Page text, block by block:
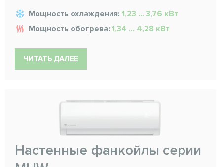
Мощность охлаждения: 1,23 ... 3,76 кВт
Мощность обогрева: 1,34 ... 4,28 кВт
ЧИТАТЬ ДАЛЕЕ
Настенные фанкойлы серии